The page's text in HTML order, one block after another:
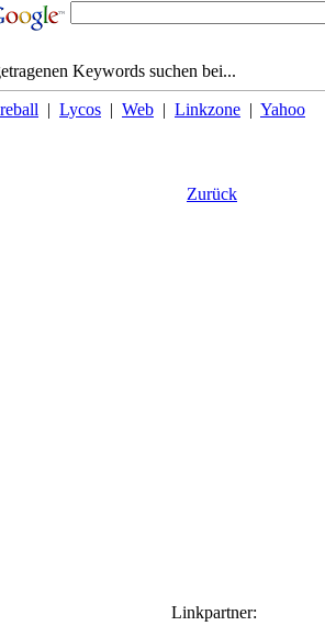
Keywords suchen bei...
| Lycos | Web | Linkzone | Yahoo
Zurück
Linkpartner: